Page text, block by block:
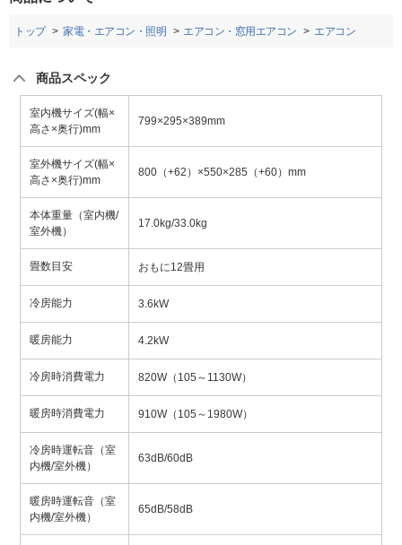
トップ 家電・エアコン・照明 エアコン・窓用エアコン エアコン
商品スペック
室内機サイズ(幅×
高さ×奥行)mm
799×295×389mm
室外機サイズ(幅×
高さ×奥行)mm
800（+62）×550×285（+60）mm
本体重量（室内機/
室外機）
17.0kg/33.0kg
畳数目安 おもに12畳用
冷房能力 3.6kW
暖房能力 4.2kW
冷房時消費電力 820W（105～1130W）
暖房時消費電力 910W（105～1980W）
冷房時運転音（室
内機/室外機）
63dB/60dB
暖房時運転音（室
内機/室外機）
65dB/58dB